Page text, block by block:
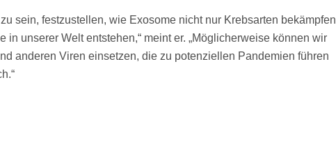
sein, festzustellen, wie Exosome nicht nur Krebsarten bekämpfen
unserer Welt entstehen,“ meint er. „Möglicherweise können wir
anderen Viren einsetzen, die zu potenziellen Pandemien führen